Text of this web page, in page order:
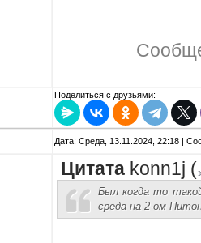
Поделиться с друзьями:
Дата: Среда, 13.11.2024, 22:18 |
Цитата konn1j (
Был когда то
среда на 2-ом